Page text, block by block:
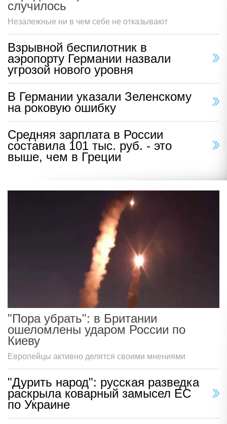
случилось
Незалежные ни в чем себе не отказывают
Взрывной беспилотник в
аэропорту Германии назвали
угрозой нового уровня
В Германии указали Зеленскому
на роковую ошибку
Средняя зарплата в России
составила 101 тыс. руб. - это
выше, чем в Греции
"Пора убрать": в Британии
ошеломлены ударом России по
Киеву
Европейцы активно делятся своими мнениями
"Дурить народ": русская разведка
раскрыла коварный замысел ЕС
по Украине